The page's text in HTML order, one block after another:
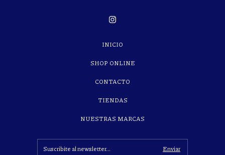
INICIO
SHOP ONLINE
CONTACTO
TIENDAS
NUESTRAS MARCAS